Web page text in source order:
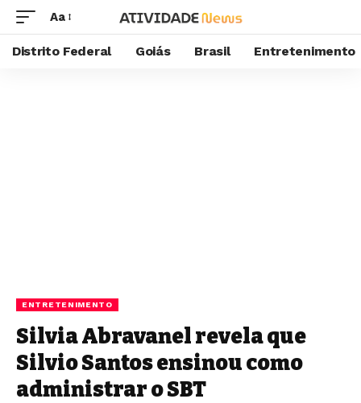
Aa
Distrito Federal Goiás Brasil Entretenimento
ENTRETENIMENTO
Silvia Abravanel revela que
Silvio Santos ensinou como
administrar o SBT